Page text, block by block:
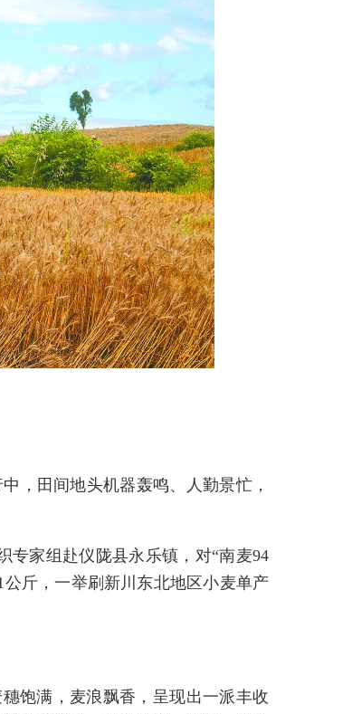
，田间地头机器轰鸣、人勤景忙，
专家组赴仪陇县永乐镇，对“南麦94
斤，一举刷新川东北地区小麦单产
饱满，麦浪飘香，呈现出一派丰收